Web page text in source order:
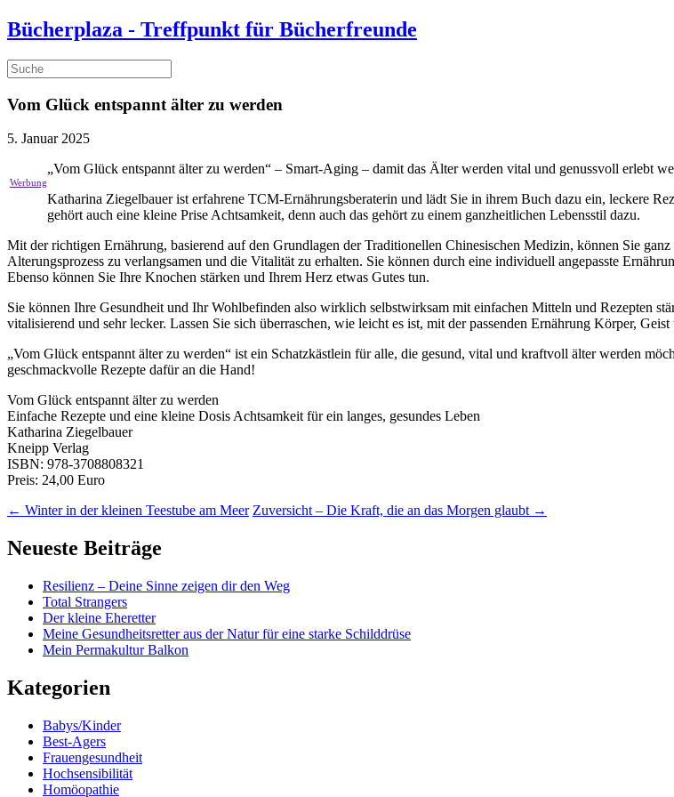
Bücherplaza - Treffpunkt für Bücherfreunde
Vom Glück entspannt älter zu werden
5. Januar 2025
„Vom Glück entspannt älter zu werden“ – Smart-Aging – damit das Älter werden vital und genussvoll erlebt
Katharina Ziegelbauer ist erfahrene TCM-Ernährungsberaterin und lädt Sie in ihrem Buch dazu ein, leckere
gehört auch eine kleine Prise Achtsamkeit, denn auch das gehört zu einem ganzheitlichen Lebensstil dazu.
Mit der richtigen Ernährung, basierend auf den Grundlagen der Traditionellen Chinesischen Medizin, können Sie
Alterungsprozess zu verlangsamen und die Vitalität zu erhalten. Sie können durch eine individuell angepasste
Ebenso können Sie Ihre Knochen stärken und Ihrem Herz etwas Gutes tun.
Sie können Ihre Gesundheit und Ihr Wohlbefinden also wirklich selbstwirksam mit einfachen Mitteln und Rezepten
vitalisierend und sehr lecker. Lassen Sie sich überraschen, wie leicht es ist, mit der passenden Ernährung Körper,
„Vom Glück entspannt älter zu werden“ ist ein Schatzkästlein für alle, die gesund, vital und kraftvoll älter werden
geschmackvolle Rezepte dafür an die Hand!
Vom Glück entspannt älter zu werden
Einfache Rezepte und eine kleine Dosis Achtsamkeit für ein langes, gesundes Leben
Katharina Ziegelbauer
Kneipp Verlag
ISBN: 978-3708808321
Preis: 24,00 Euro
← Winter in der kleinen Teestube am Meer Zuversicht – Die Kraft, die an das Morgen glaubt →
Neueste Beiträge
Resilienz – Deine Sinne zeigen dir den Weg
Total Strangers
Der kleine Eheretter
Meine Gesundheitsretter aus der Natur für eine starke Schilddrüse
Mein Permakultur Balkon
Kategorien
Babys/Kinder
Best-Agers
Frauengesundheit
Hochsensibilität
Homöopathie